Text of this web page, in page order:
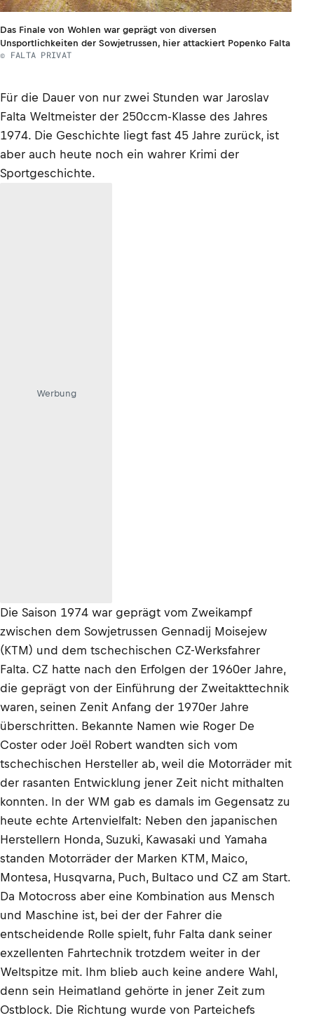
Das Finale von Wohlen war geprägt von diversen
Unsportlichkeiten der Sowjetrussen, hier attackiert Popenko Falta
© FALTA PRIVAT
Für die Dauer von nur zwei Stunden war Jaroslav
Falta Weltmeister der 250ccm-Klasse des Jahres
1974. Die Geschichte liegt fast 45 Jahre zurück, ist
aber auch heute noch ein wahrer Krimi der
Sportgeschichte.
Werbung
Die Saison 1974 war geprägt vom Zweikampf
zwischen dem Sowjetrussen Gennadij Moisejew
(KTM) und dem tschechischen CZ-Werksfahrer
Falta. CZ hatte nach den Erfolgen der 1960er Jahre,
die geprägt von der Einführung der Zweitakttechnik
waren, seinen Zenit Anfang der 1970er Jahre
überschritten. Bekannte Namen wie Roger De
Coster oder Joël Robert wandten sich vom
tschechischen Hersteller ab, weil die Motorräder mit
der rasanten Entwicklung jener Zeit nicht mithalten
konnten. In der WM gab es damals im Gegensatz zu
heute echte Artenvielfalt: Neben den japanischen
Herstellern Honda, Suzuki, Kawasaki und Yamaha
standen Motorräder der Marken KTM, Maico,
Montesa, Husqvarna, Puch, Bultaco und CZ am Start.
Da Motocross aber eine Kombination aus Mensch
und Maschine ist, bei der der Fahrer die
entscheidende Rolle spielt, fuhr Falta dank seiner
exzellenten Fahrtechnik trotzdem weiter in der
Weltspitze mit. Ihm blieb auch keine andere Wahl,
denn sein Heimatland gehörte in jener Zeit zum
Ostblock. Die Richtung wurde von Parteichefs